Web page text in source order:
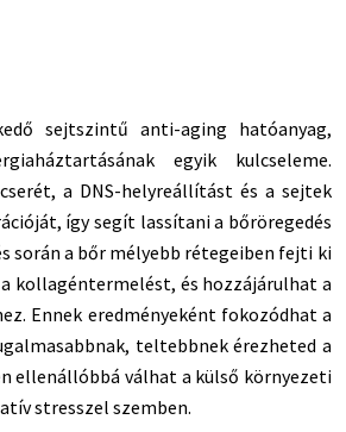
sejtszintű anti-aging hatóanyag,
egyik kulcseleme.
a DNS-helyreállítást és a sejtek
így segít lassítani a bőröregedés
során a bőr mélyebb rétegeiben fejti ki
kollagéntermelést, és hozzájárulhat a
Ennek eredményeként fokozódhat a
teltebbnek érezheted a
ellenállóbbá válhat a külső környezeti
stresszel szemben.